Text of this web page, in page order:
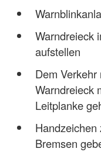
Warndreieck
aufstellen
Dem
Warndreieck
Leitplanke
Handzeichen
Bremsen